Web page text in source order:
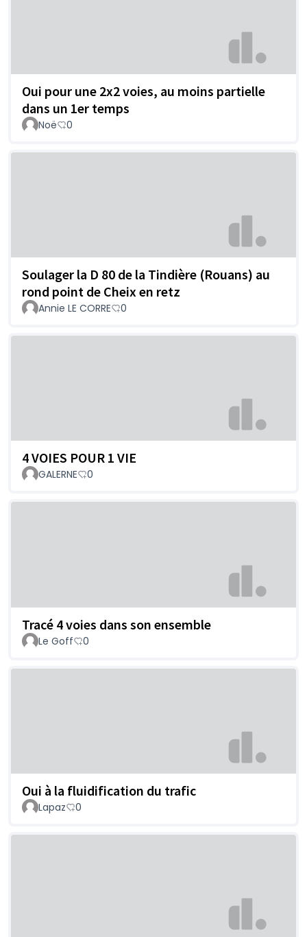
Oui pour une 2x2 voies, au moins partielle
dans un 1er temps
Noë 0
Soulager la D 80 de la Tindière (Rouans) au
rond point de Cheix en retz
Annie LE CORRE 0
4 VOIES POUR 1 VIE
GALERNE 0
Tracé 4 voies dans son ensemble
Le Goff 0
Oui à la fluidification du trafic
Lapaz 0